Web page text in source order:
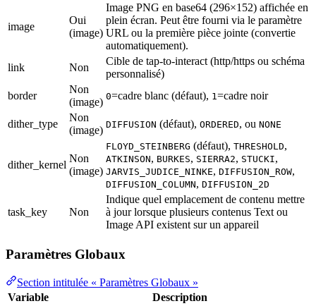
image
Oui
(image)
Image PNG en base64 (296×152) affichée en
plein écran. Peut être fourni via le paramètre
URL ou la première pièce jointe (convertie
automatiquement).
link
Non
Cible de tap-to-interact (http/https ou schéma
personnalisé)
border
Non
(image) 0=cadre blanc (défaut), 1 =cadre noir
dither_type
Non
(image) DIFFUSION (défaut), ORDERED, ou NONE
dither_kernel
Non
(image)
FLOYD_STEINBERG (défaut), THRESHOLD,
ATKINSON, BURKES, SIERRA2, STUCKI,
JARVIS_JUDICE_NINKE, DIFFUSION_ROW,
DIFFUSION_COLUMN, DIFFUSION_2D
task_key Non
Indique quel emplacement de contenu mettre
à jour lorsque plusieurs contenus Text ou
Image API existent sur un appareil
Paramètres Globaux
Section intitulée « Paramètres Globaux »
Variable
Description